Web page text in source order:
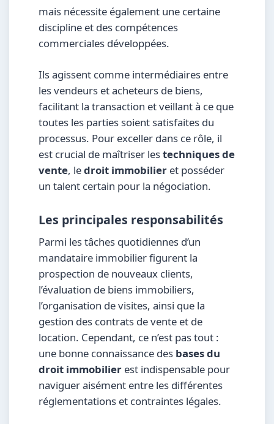
mais nécessite également une certaine
discipline et des compétences
commerciales développées.
Ils agissent comme intermédiaires entre
les vendeurs et acheteurs de biens,
facilitant la transaction et veillant à ce que
toutes les parties soient satisfaites du
processus. Pour exceller dans ce rôle, il
est crucial de maîtriser lestechniques de
vente, ledroit immobilier et posséder
un talent certain pour la négociation.
Les principales responsabilités
Parmi les tâches quotidiennes d’un
mandataire immobilier figurent la
prospection de nouveaux clients,
l’évaluation de biens immobiliers,
l’organisation de visites, ainsi que la
gestion des contrats de vente et de
location. Cependant, ce n’est pas tout :
une bonne connaissance des bases du
droit immobilier est indispensable pour
naviguer aisément entre les différentes
réglementations et contraintes légales.